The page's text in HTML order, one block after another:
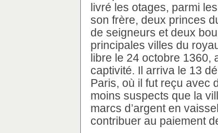
livré les otages, parmi
son frère, deux princes
de seigneurs et deux
principales villes du
libre le 24 octobre 1360,
captivité. Il arriva le 13
Paris, où il fut reçu avec
moins suspects que la
marcs d’argent en
contribuer au paiement